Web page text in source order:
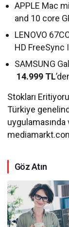
APPLE Mac
and 10 core
LENOVO
HD FreeSync
SAMSUNG
14.999 TL
Stokları
Türkiye
Göz Atın